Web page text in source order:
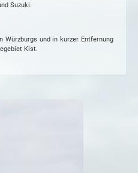
Suzuki.
Würzburgs und in kurzer Entfernung
Kist.